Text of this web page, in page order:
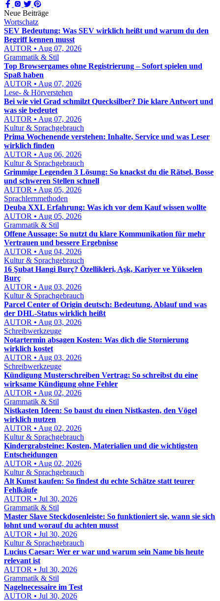
Neue Beiträge
Wortschatz
SEV Bedeutung: Was SEV wirklich heißt und warum du den
Begriff kennen musst
AUTOR • Aug 07, 2026
Grammatik & Stil
Top Browsergames ohne Registrierung – Sofort spielen und
Spaß haben
AUTOR • Aug 07, 2026
Lese- & Hörverstehen
Bei wie viel Grad schmilzt Quecksilber? Die klare Antwort und
was sie bedeutet
AUTOR • Aug 07, 2026
Kultur & Sprachgebrauch
Prima Wochenende verstehen: Inhalte, Service und was Leser
wirklich finden
AUTOR • Aug 06, 2026
Kultur & Sprachgebrauch
Grimmige Legenden 3 Lösung: So knackst du die Rätsel, Bosse
und schweren Stellen schnell
AUTOR • Aug 05, 2026
Sprachlernmethoden
Deuba XXL Erfahrung: Was ich vor dem Kauf wissen wollte
AUTOR • Aug 05, 2026
Grammatik & Stil
Offene Aussage: So nutzt du klare Kommunikation für mehr
Vertrauen und bessere Ergebnisse
AUTOR • Aug 04, 2026
Kultur & Sprachgebrauch
16 Şubat Hangi Burç? Özellikleri, Aşk, Kariyer ve Yükselen
Burç
AUTOR • Aug 03, 2026
Kultur & Sprachgebrauch
Parcel Center of Origin deutsch: Bedeutung, Ablauf und was
der DHL-Status wirklich heißt
AUTOR • Aug 03, 2026
Schreibwerkzeuge
Notartermin absagen Kosten: Was dich die Stornierung
wirklich kostet
AUTOR • Aug 03, 2026
Schreibwerkzeuge
Kündigung Musterschreiben Vertrag: So schreibst du eine
wirksame Kündigung ohne Fehler
AUTOR • Aug 02, 2026
Grammatik & Stil
Nistkasten Ideen: So baust du einen Nistkasten, den Vögel
wirklich nutzen
AUTOR • Aug 02, 2026
Kultur & Sprachgebrauch
Kindergrabsteine: Kosten, Materialien und die wichtigsten
Entscheidungen
AUTOR • Aug 02, 2026
Kultur & Sprachgebrauch
Alt Kunst kaufen: So findest du echte Schätze statt teurer
Fehlkäufe
AUTOR • Jul 30, 2026
Grammatik & Stil
Master Slave Steckdosenleiste: So funktioniert sie, wann sie sich
lohnt und worauf du achten musst
AUTOR • Jul 30, 2026
Kultur & Sprachgebrauch
Lucius Caesar: Wer er war und warum sein Name bis heute
relevant ist
AUTOR • Jul 30, 2026
Grammatik & Stil
Nagelnecessaire im Test
AUTOR • Jul 30, 2026